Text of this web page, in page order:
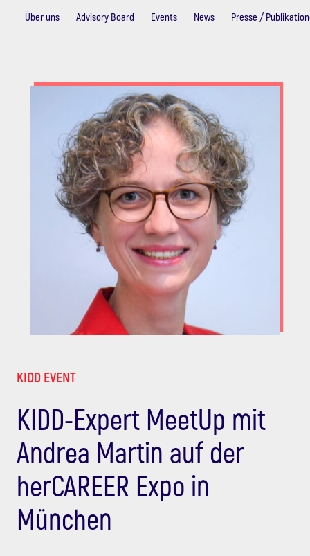
Über uns Advisory Board Events News Presse /
KIDD EVENT
KIDD-Expert MeetUp mit
Andrea Martin auf der
herCAREER Expo in
München